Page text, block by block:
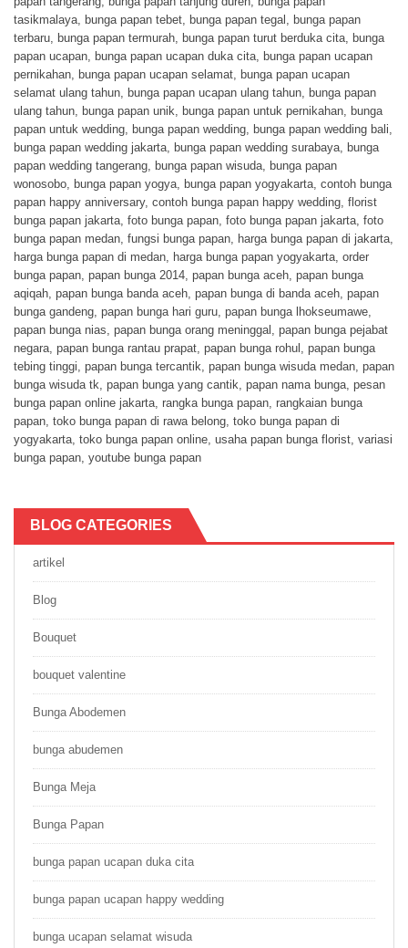
tasikmalaya, bunga papan tebet, bunga papan tegal , bunga papan
terbaru, bunga papan termurah, bunga papan turut berduka cita, bunga
papan ucapan, bunga papan ucapan duka cita, bunga papan ucapan
pernikahan, bunga papan ucapan selamat, bunga papan ucapan
selamat ulang tahun, bunga papan ucapan ulang tahun, bunga papan
ulang tahun, bunga papan unik, bunga papan untuk pernikahan, bunga
papan untuk wedding, bunga papan wedding, bunga papan wedding bali,
bunga papan wedding jakarta, bunga papan wedding surabaya, bunga
papan wedding tangerang, bunga papan wisuda, bunga papan
wonosobo, bunga papan yogya, bunga papan yogyakarta, contoh bunga
papan happy anniversary, contoh bunga papan happy wedding, florist
bunga papan jakarta, foto bunga papan, foto bunga papan jakarta, foto
bunga papan medan, fungsi bunga papan, harga bunga papan di jakarta,
harga bunga papan di medan, harga bunga papan yogyakarta, order
bunga papan, papan bunga 2014, papan bunga aceh, papan bunga
aqiqah, papan bunga banda aceh, papan bunga di banda aceh, papan
bunga gandeng, papan bunga hari guru, papan bunga lhokseumawe,
papan bunga nias, papan bunga orang meninggal , papan bunga pejabat
negara, papan bunga rantau prapat, papan bunga rohul , papan bunga
tebing tinggi, papan bunga tercantik, papan bunga wisuda medan, papan
bunga wisuda tk, papan bunga yang cantik, papan nama bunga, pesan
bunga papan online jakarta, rangka bunga papan, rangkaian bunga
papan, toko bunga papan di rawa belong, toko bunga papan di
yogyakarta, toko bunga papan online, usaha papan bunga florist, variasi
bunga papan, youtube bunga papan
BLOG CATEGORIES
artikel
Blog
Bouquet
bouquet valentine
Bunga Abodemen
bunga abudemen
Bunga Meja
Bunga Papan
bunga papan ucapan duka cita
bunga papan ucapan happy wedding
bunga ucapan selamat wisuda